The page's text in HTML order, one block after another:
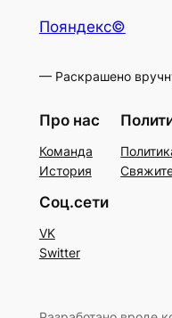
Пояндекс©
— Раскрашено
Про нас
Команда
История
Соц.сети
VK
Switter